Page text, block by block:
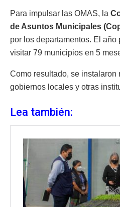
Para impulsar las OMAS, la
de Asuntos Municipales
por los departamentos. El año
visitar 79 municipios en 5
Como resultado, se instalaron
gobiernos locales y otras
Lea también: